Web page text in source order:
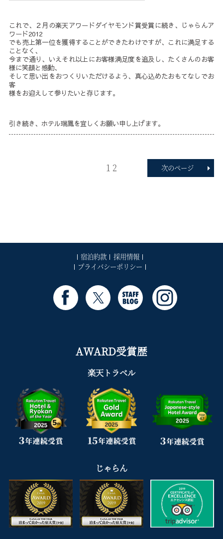
これで、２月の楽天アワードダイヤモンド賞受賞に続き、じゃらんア
ワード2012
でも売上第一位を獲得することができたわけですが、これに満足する
ことなく、
今まで通り、いえそれ以上にお客様満足度を追及し、たくさんのお客
様に笑顔と感動、
そして思い出をおつくりいただけるよう、真心込めたおもてなしでお
客
様をお迎えして参りたいと存じます。
引き続き、ホテル瑞鳳を宜しくお願い申し上げます。
り
ペ
1 ペ
2 次のページ
宿泊約款
採用情報
プライバシーポリシー
AWARD受賞歴
楽天トラベル
じゃらん